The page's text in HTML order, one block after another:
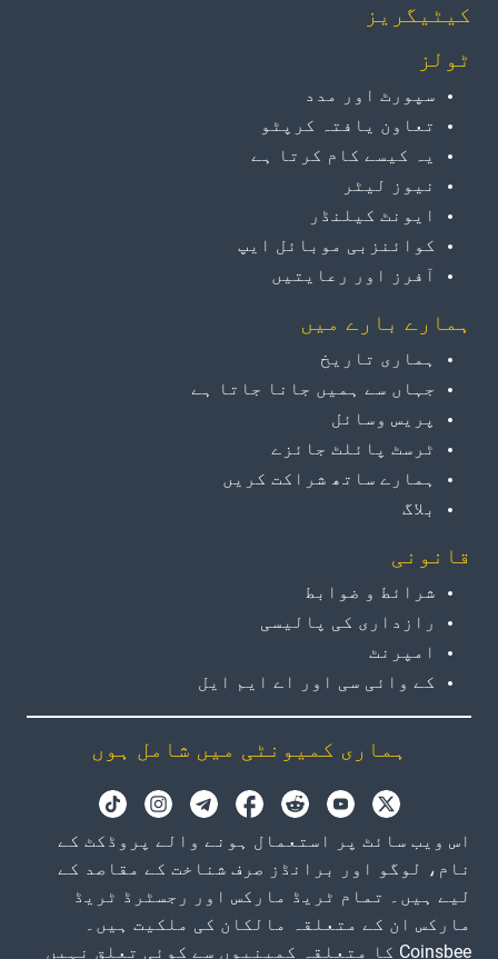
کیٹیگریز
ٹولز
سپورٹ اور مدد
تعاون یافتہ کرپٹو
یہ کیسے کام کرتا ہے
نیوز لیٹر
ایونٹ کیلنڈر
کوائنزبی موبائل ایپ
آفرز اور رعایتیں
ہمارے بارے میں
ہماری تاریخ
جہاں سے ہمیں جانا جاتا ہے
پریس وسائل
ٹرسٹ پائلٹ جائزے
ہمارے ساتھ شراکت کریں
بلاگ
قانونی
شرائط و ضوابط
رازداری کی پالیسی
امپرنٹ
کے وائی سی اور اے ایم ایل
ہماری کمیونٹی میں شامل ہوں
اس ویب سائٹ پر استعمال ہونے والے پروڈکٹ کے
نام، لوگو اور برانڈز صرف شناخت کے مقاصد کے
لیے ہیں۔ تمام ٹریڈ مارکس اور رجسٹرڈ ٹریڈ
مارکس ان کے متعلقہ مالکان کی ملکیت ہیں۔
Coinsbee کا متعلقہ کمپنیوں سے کوئی تعلق نہیں